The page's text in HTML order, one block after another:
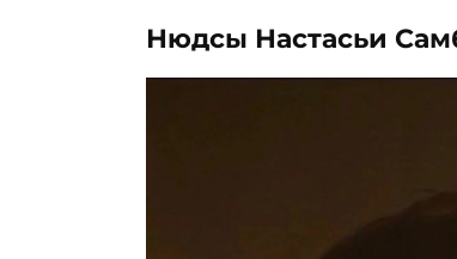
Нюдсы Настасьи